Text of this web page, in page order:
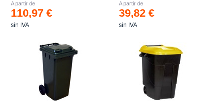
A partir de
110,97 €
sin IVA
A partir de
39,82 €
sin IVA